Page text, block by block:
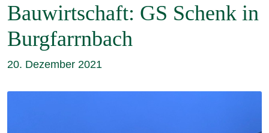
Bauwirtschaft: GS Schenk in
Burgfarrnbach
20. Dezember 2021